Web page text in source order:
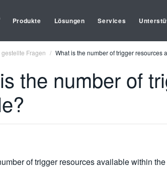
Produkte Lösungen Services
Fragen What is the number of trigger resources
the number of
of trigger resources available within